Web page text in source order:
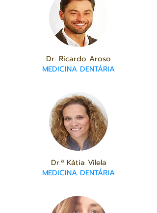
Dr. Ricardo Aroso
MEDICINA DENTÁRIA
Dr.ª Kátia Vilela
MEDICINA DENTÁRIA